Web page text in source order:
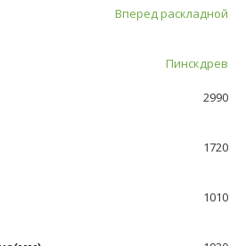
Вперед раскладной
Пинскдрев
2990
1720
1010